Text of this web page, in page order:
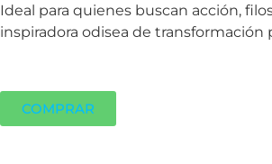
Ideal para quienes buscan acción,
inspiradora odisea de transformación
COMPRAR